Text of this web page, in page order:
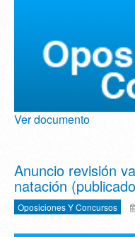
Ver documento
Anuncio revisión
natación
Oposiciones Y Concursos